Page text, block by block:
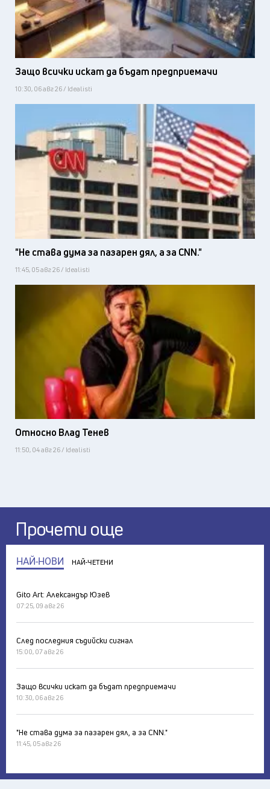
Защо всички искат да бъдат предприемачи
10:30, 06 авг 26 / Idealisti
"Не става дума за пазарен дял, а за CNN."
11:45, 05 авг 26 / Idealisti
Относно Влад Тенев
11:50, 04 авг 26 / Idealisti
Прочети още
НАЙ-НОВИ НАЙ-ЧЕТЕНИ
Gito Art: Александър Юзев
07:25, 09 авг 26
След последния съдийски сигнал
15:00, 07 авг 26
Защо всички искат да бъдат предприемачи
10:30, 06 авг 26
"Не става дума за пазарен дял, а за CNN."
11:45, 05 авг 26